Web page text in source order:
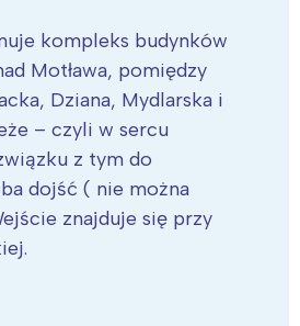
kompleks budynków
Motława, pomiędzy
Dziana, Mydlarska i
– czyli w sercu
z tym do
dojść ( nie można
znajduje się przy